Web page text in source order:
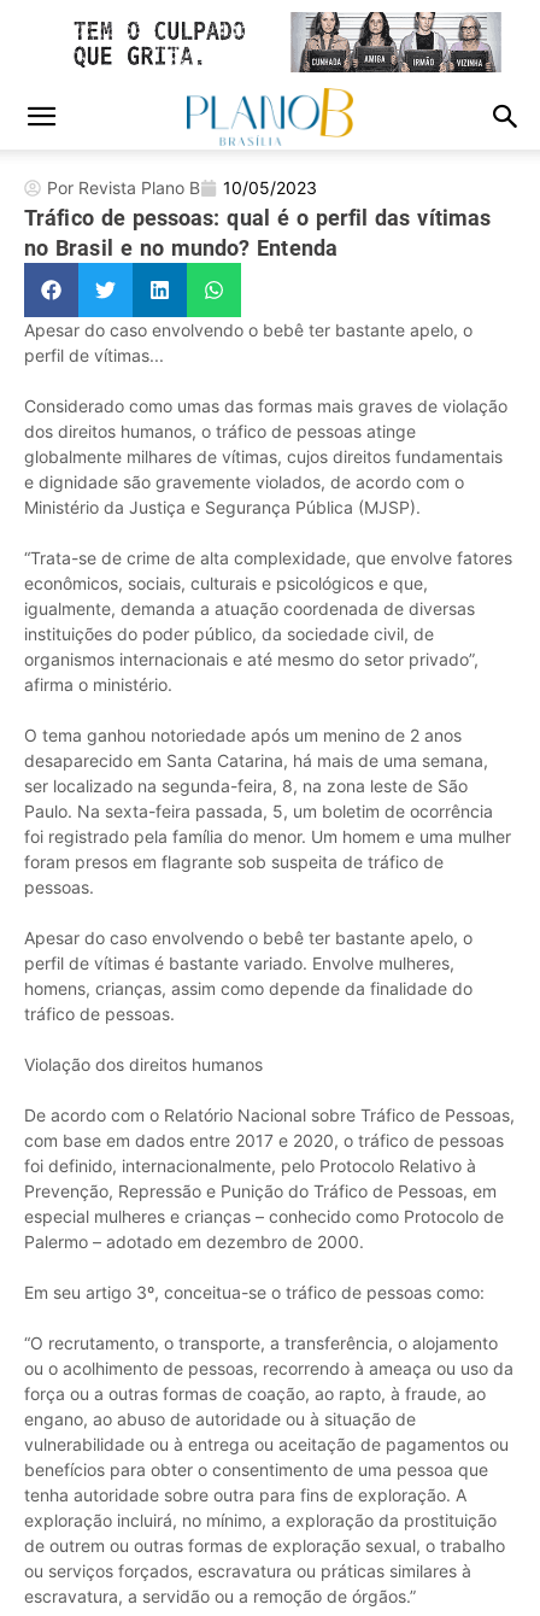
Por Revista Plano B 10/05/2023
Tráfico de pessoas: qual é o perfil das vítimas
no Brasil e no mundo? Entenda
Apesar do caso envolvendo o bebê ter bastante apelo, o
perfil de vítimas...
Considerado como umas das formas mais graves de violação
dos direitos humanos, o tráfico de pessoas atinge
globalmente milhares de vítimas, cujos direitos fundamentais
e dignidade são gravemente violados, de acordo com o
Ministério da Justiça e Segurança Pública (MJSP).
“Trata-se de crime de alta complexidade, que envolve fatores
econômicos, sociais, culturais e psicológicos e que,
igualmente, demanda a atuação coordenada de diversas
instituições do poder público, da sociedade civil, de
organismos internacionais e até mesmo do setor privado”,
afirma o ministério.
O tema ganhou notoriedade após um menino de 2 anos
desaparecido em Santa Catarina, há mais de uma semana,
ser localizado na segunda-feira, 8, na zona leste de São
Paulo. Na sexta-feira passada, 5, um boletim de ocorrência
foi registrado pela família do menor. Um homem e uma mulher
foram presos em flagrante sob suspeita de tráfico de
pessoas.
Apesar do caso envolvendo o bebê ter bastante apelo, o
perfil de vítimas é bastante variado. Envolve mulheres,
homens, crianças, assim como depende da finalidade do
tráfico de pessoas.
Violação dos direitos humanos
De acordo com o Relatório Nacional sobre Tráfico de Pessoas,
com base em dados entre 2017 e 2020, o tráfico de pessoas
foi definido, internacionalmente, pelo Protocolo Relativo à
Prevenção, Repressão e Punição do Tráfico de Pessoas, em
especial mulheres e crianças – conhecido como Protocolo de
Palermo – adotado em dezembro de 2000.
Em seu artigo 3º, conceitua-se o tráfico de pessoas como:
“O recrutamento, o transporte, a transferência, o alojamento
ou o acolhimento de pessoas, recorrendo à ameaça ou uso da
força ou a outras formas de coação, ao rapto, à fraude, ao
engano, ao abuso de autoridade ou à situação de
vulnerabilidade ou à entrega ou aceitação de pagamentos ou
benefícios para obter o consentimento de uma pessoa que
tenha autoridade sobre outra para fins de exploração. A
exploração incluirá, no mínimo, a exploração da prostituição
de outrem ou outras formas de exploração sexual, o trabalho
ou serviços forçados, escravatura ou práticas similares à
escravatura, a servidão ou a remoção de órgãos.”